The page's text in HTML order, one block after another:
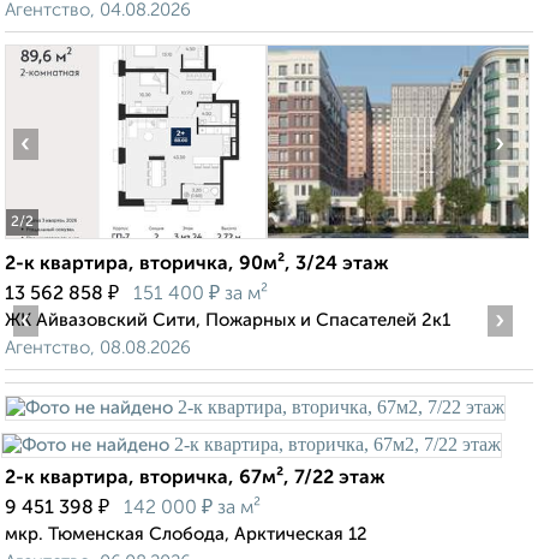
Агентство, 04.08.2026
2/2
‹ ›
2-к квартира, вторичка, 90м², 3/24 этаж
13 562 858 ₽ 151 400 ₽ за м²
ЖК Айвазовский Сити, Пожарных и Спасателей 2к1
Агентство, 08.08.2026
‹ ›
2-к квартира, вторичка, 67м², 7/22 этаж
9 451 398 ₽ 142 000 ₽ за м²
мкр. Тюменская Слобода, Арктическая 12